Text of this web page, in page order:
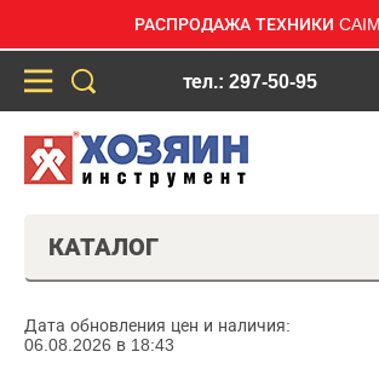
РАСПРОДАЖА ТЕХНИКИ
тел.: 297-50-95
КАТАЛОГ
Дата обновления цен и наличия:
06.08.2026 в 18:43